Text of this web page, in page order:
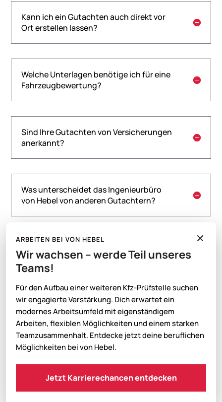
Kann ich ein Gutachten auch direkt vor
Ort erstellen lassen?
Welche Unterlagen benötige ich für eine
Fahrzeugbewertung?
Sind Ihre Gutachten von Versicherungen
anerkannt?
Was unterscheidet das Ingenieurbüro
von Hebel von anderen Gutachtern?
ARBEITEN BEI VON HEBEL
Wir wachsen – werde Teil unseres
Teams!
Für den Aufbau einer weiteren Kfz-Prüfstelle suchen
wir engagierte Verstärkung. Dich erwartet ein
modernes Arbeitsumfeld mit eigenständigem
Arbeiten, flexiblen Möglichkeiten und einem starken
Teamzusammenhalt. Entdecke jetzt deine beruflichen
Möglichkeiten bei von Hebel.
Jetzt Karrierechancen entdecken
Unsere Partner